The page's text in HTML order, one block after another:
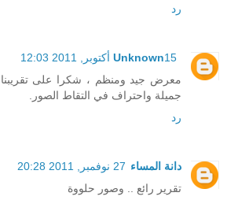
رد
Unknown15 أكتوبر, 2011 12:03
معرض جيد ومنظم ، شكرا على تقريبنا
جميلة واحتراف في التقاط الصور.
رد
دانة المساء 27 نوفمبر, 2011 20:28
تقرير رائع .. وصور حلووة